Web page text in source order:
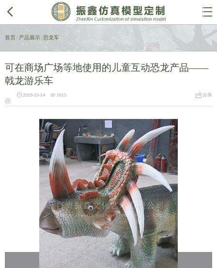
 
首页 产品展示/恐龙车
可在商场广场等地使用的儿童互动恐龙产品——
戟龙游乐车

 2019-10-14  1615 分享